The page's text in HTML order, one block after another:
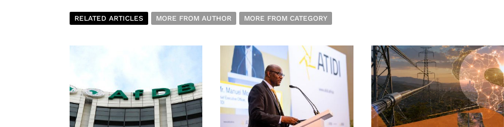
RELATED ARTICLES MORE FROM AUTHOR MORE FROM CATEGORY